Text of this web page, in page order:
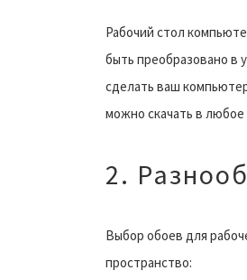
Рабочий стол
быть преобразовано в
сделать ваш
можно скачать в
2.
Выбор обоев для
пространство: